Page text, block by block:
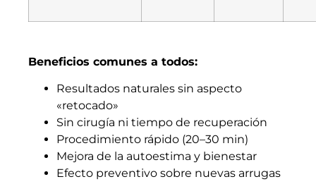
Beneficios comunes a todos:
Resultados naturales sin aspecto
«retocado»
Sin cirugía ni tiempo de recuperación
Procedimiento rápido (20–30 min)
Mejora de la autoestima y bienestar
Efecto preventivo sobre nuevas arrugas